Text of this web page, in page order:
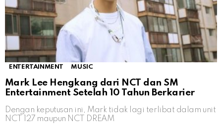
ENTERTAINMENT MUSIC
Mark Lee Hengkang dari NCT dan SM
Entertainment Setelah 10 Tahun Berkarier
Dengan keputusan ini, Mark tidak lagi terlibat dalam unit
NCT 127 maupun NCT DREAM